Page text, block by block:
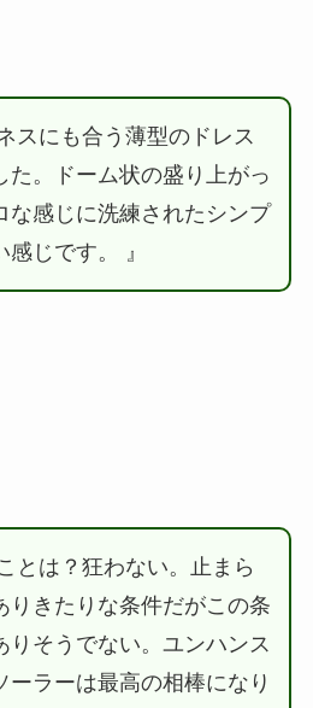
スにも合う薄型のドレス
た。ドーム状の盛り上がっ
な感じに洗練されたシンプ
じです。 』
とは？狂わない。止まら
りきたりな条件だがこの条
りそうでない。ユンハンス
ーラーは最高の相棒になり